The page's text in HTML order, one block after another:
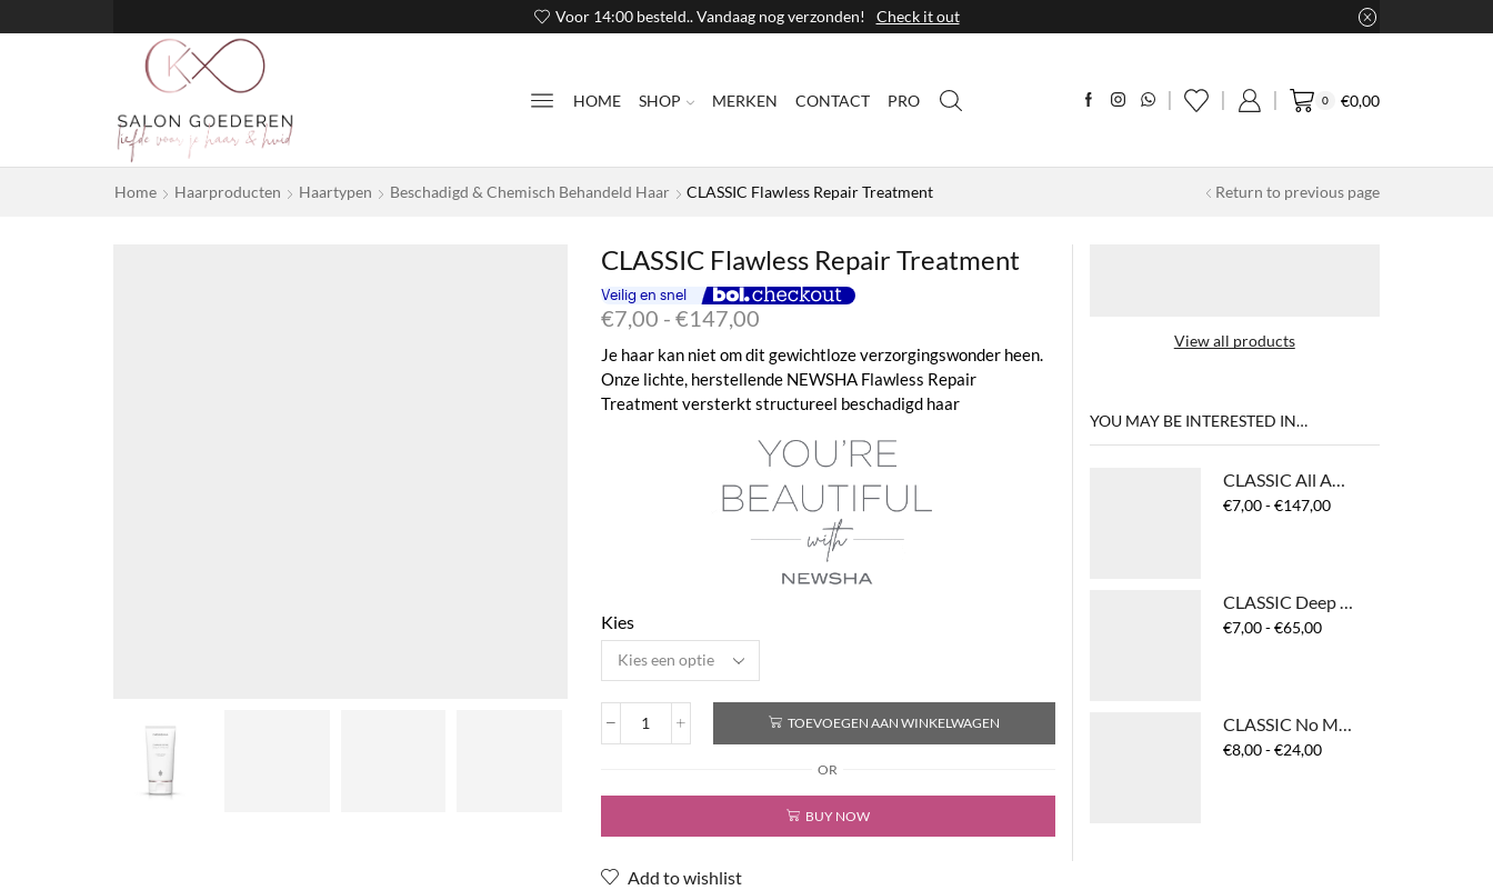
Voor 14:00 besteld.. Vandaag nog verzonden! Check it out
HOME SHOP MERKEN CONTACT PRO 0 €0,00
Home Haarproducten Haartypen Beschadigd & Chemisch Behandeld Haar CLASSIC Flawless Repair Treatment Return to previous page
CLASSIC Flawless Repair Treatment
€7,00 - €147,00Prijsklasse:
€7,00
tot
€147,00
Je haar kan niet om dit gewichtloze verzorgingswonder heen.
Onze lichte, herstellende NEWSHA Flawless Repair
Treatment versterkt structureel beschadigd haar
Kies
CLASSIC
Treatment
TOEVOEGEN AAN WINKELWAGEN
OR
BUY NOW
Add to wishlist
View all products
YOU MAY BE INTERESTED IN…
€7,00 - €147,00Prijsklasse:
€7,00 - €65,00Prijsklasse:
€8,00 - €24,00Prijsklasse: